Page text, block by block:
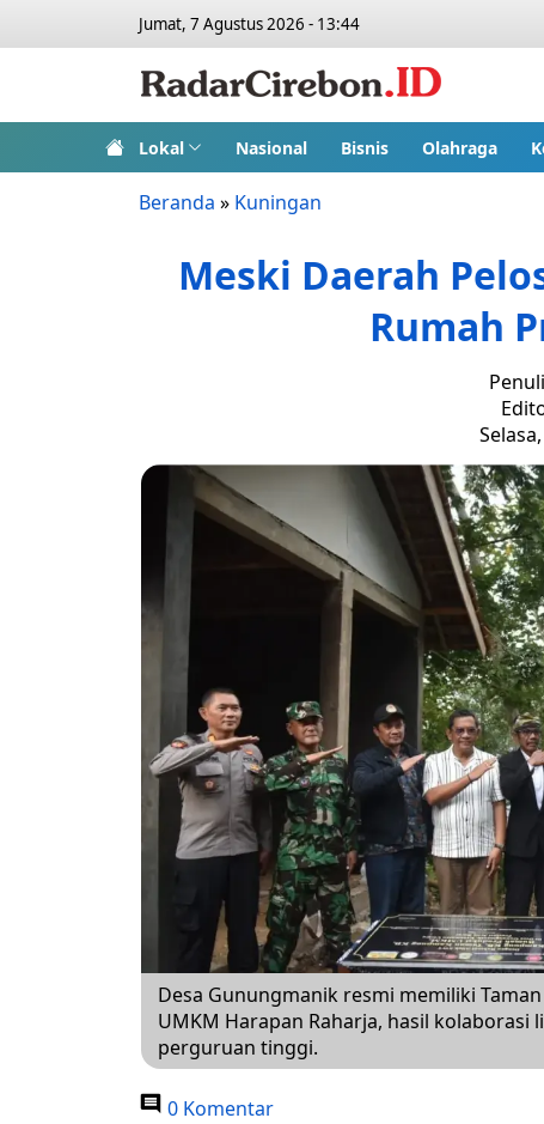
Jumat, 7 Agustus 2026 - 13:44
Lokal Nasional Bisnis Olahraga
Beranda » Kuningan
Meski Daerah
Rumah
Desa Gunungmanik resmi memiliki
UMKM Harapan Raharja, hasil
perguruan tinggi.
0 Komentar